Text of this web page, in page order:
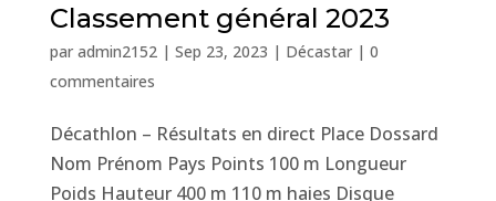
Classement général 2023
par admin2152| Sep 23, 2023 | Décastar| 0
commentaires
Décathlon – Résultats en direct Place Dossard
Nom Prénom Pays Points 100 m Longueur
Poids Hauteur 400 m 110 m haies Disque